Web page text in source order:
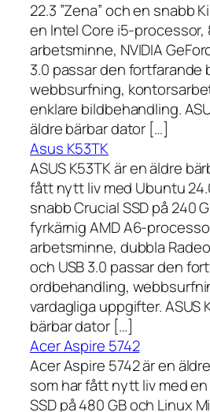
22.3 ”Zena” och en snabb
en Intel Core i5-processor,
arbetsminne, NVIDIA
3.0 passar den fortfarande
webbsurfning,
enklare bildbehandling.
äldre bärbar dator […]
Asus K53TK
ASUS K53TK är en äldre
fått nytt liv med Ubuntu
snabb Crucial SSD på 240
fyrkärnig AMD A6-
arbetsminne, dubbla
och USB 3.0 passar den
ordbehandling,
vardagliga uppgifter. ASUS
bärbar dator […]
Acer Aspire 5742
Acer Aspire 5742 är en
som har fått nytt liv med
SSD på 480 GB och Linux